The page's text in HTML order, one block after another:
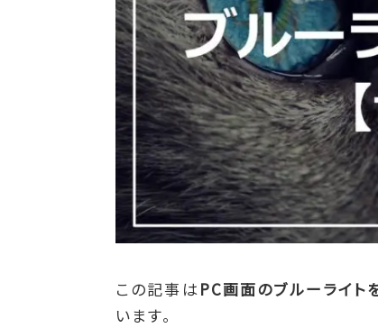
この記事はPC画面のブルーライト
います。